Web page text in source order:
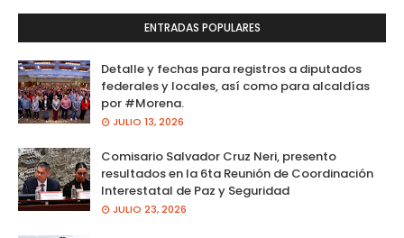
ENTRADAS POPULARES
Detalle y fechas para registros a diputados
federales y locales, así como para alcaldías
por #Morena.
JULIO 13, 2026
Comisario Salvador Cruz Neri, presento
resultados en la 6ta Reunión de Coordinación
Interestatal de Paz y Seguridad
JULIO 23, 2026